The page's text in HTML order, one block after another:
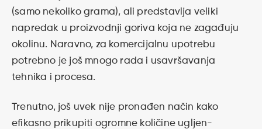
(samo nekoliko grama), ali predstavlja veliki
napredak u proizvodnji goriva koja ne zagađuju
okolinu. Naravno, za komercijalnu upotrebu
potrebno je još mnogo rada i usavršavanja
tehnika i procesa.
Trenutno, još uvek nije pronađen način kako
efikasno prikupiti ogromne količine ugljen-